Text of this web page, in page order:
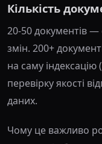
Кількість
20-50 документів —
змін. 200+
на саму
перевірку якості
даних.
Чому це важливо